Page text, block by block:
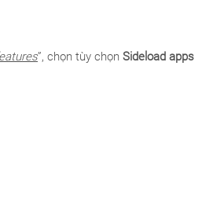
”, chọn tùy chọn Sideload apps